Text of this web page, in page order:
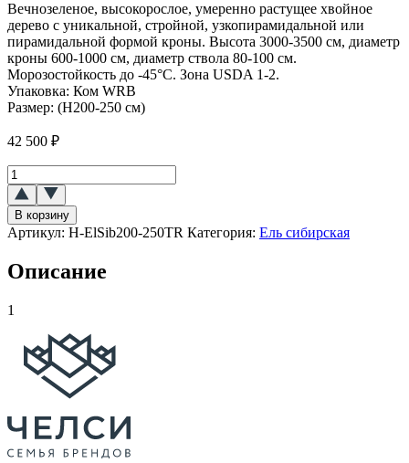
Вечнозеленое, высокорослое, умеренно растущее хвойное
дерево с уникальной, стройной, узкопирамидальной или
пирамидальной формой кроны. Высота 3000-3500 см, диаметр
кроны 600-1000 см, диаметр ствола 80-100 см.
Морозостойкость до -45°C. Зона USDA 1-2.
Упаковка: Ком WRB
Размер: (Н200-250 см)
42 500 ₽
Количество
товара
★Ель
сибирская
(Picea
(Н200-
см)
В корзину
Артикул: H-ElSib200-250TR Категория: Ель сибирская
Описание
1